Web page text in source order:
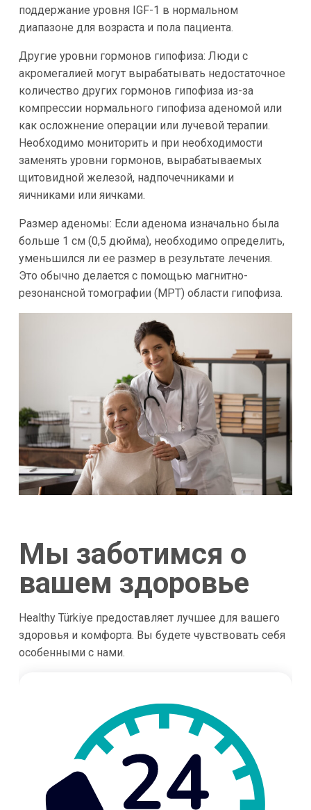
поддержание уровня IGF-1 в нормальном
диапазоне для возраста и пола пациента.
Другие уровни гормонов гипофиза: Люди с
акромегалией могут вырабатывать недостаточное
количество других гормонов гипофиза из-за
компрессии нормального гипофиза аденомой или
как осложнение операции или лучевой терапии.
Необходимо мониторить и при необходимости
заменять уровни гормонов, вырабатываемых
щитовидной железой, надпочечниками и
яичниками или яичками.
Размер аденомы: Если аденома изначально была
больше 1 см (0,5 дюйма), необходимо определить,
уменьшился ли ее размер в результате лечения.
Это обычно делается с помощью магнитно-
резонансной томографии (МРТ) области гипофиза.
Мы заботимся о
вашем здоровье
Healthy Türkiye предоставляет лучшее для вашего
здоровья и комфорта. Вы будете чувствовать себя
особенными с нами.